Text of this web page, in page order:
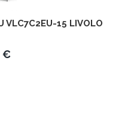
VLC7C2EU-15 LIVOLO
€